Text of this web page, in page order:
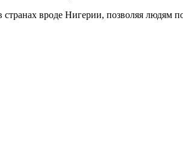
вроде Нигерии, позволяя людям